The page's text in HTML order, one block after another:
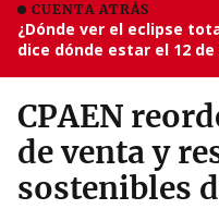
CUENTA ATRÁS
¿Dónde ver el eclipse
dice dónde estar el 12
CPAEN
de venta y
sostenibles